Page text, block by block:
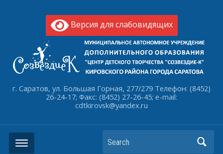
Версия для слабовидящих
г. Саратов, ул. Большая Горная, 277/279 Телефон: (8452)
26-24-17; Факс: (8452) 27-26-45; e-mail:
cdtkirovsk@yandex.ru
Search